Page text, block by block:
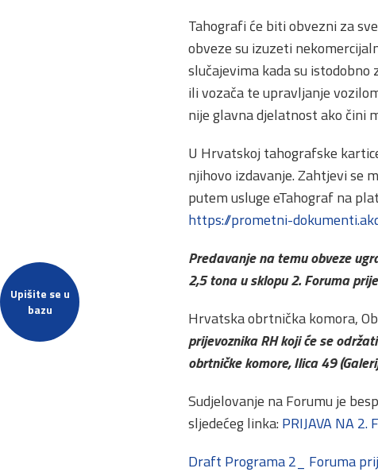
Upišite se u
bazu
Tahografi će biti obvezni za
obveze su izuzeti
slučajevima kada su
ili vozača te upravljanje
nije glavna djelatnost ako čini
U Hrvatskoj tahografske
njihovo izdavanje. Zahtjevi se
putem usluge eTahograf na
https://prometni-
Predavanje na temu obveze
2,5 tona u sklopu 2. Foruma
Hrvatska obrtnička komora,
prijevoznika RH koji će se
obrtničke komore, Ilica 49
Sudjelovanje na Forumu je
sljedećeg linka: PRIJAVA NA 2.
Draft Programa 2_ Foruma